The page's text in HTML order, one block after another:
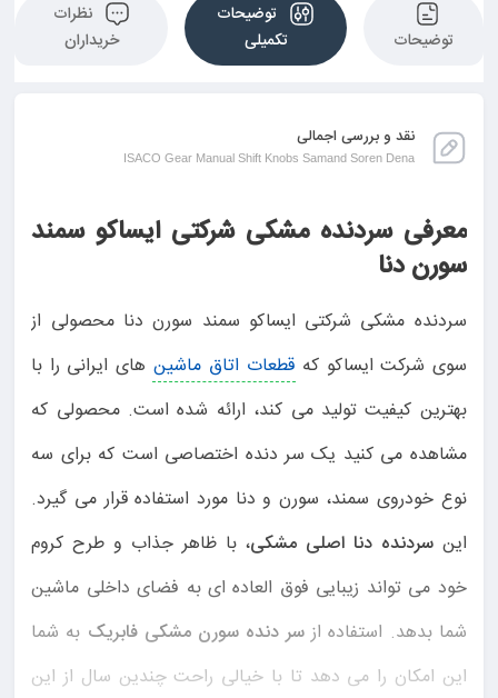
توضیحات
توضیحات
تکمیلی
نظرات
خریداران
نقد و بررسی اجمالی
ISACO Gear Manual Shift Knobs Samand Soren Dena
معرفی سردنده مشکی شرکتی ایساکو سمند
سورن دنا
سردنده مشکی شرکتی ایساکو سمند سورن دنا محصولی از
سوی شرکت ایساکو که قطعات اتاق ماشین های ایرانی را با
بهترین کیفیت تولید می کند، ارائه شده است. محصولی که
مشاهده می کنید یک سر دنده اختصاصی است که برای سه
نوع خودروی سمند، سورن و دنا مورد استفاده قرار می گیرد.
اینسردنده دنا اصلی مشکی، با ظاهر جذاب و طرح کروم
خود می تواند زیبایی فوق العاده ای به فضای داخلی ماشین
شما بدهد. استفاده ازسر دنده سورن مشکی فابریک به شما
این امکان را می دهد تا با خیالی راحت چندین سال از این